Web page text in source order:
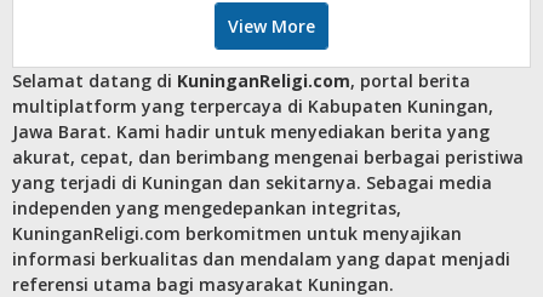
View More
Selamat datang di KuninganReligi.com, portal berita
multiplatform yang terpercaya di Kabupaten Kuningan,
Jawa Barat. Kami hadir untuk menyediakan berita yang
akurat, cepat, dan berimbang mengenai berbagai peristiwa
yang terjadi di Kuningan dan sekitarnya. Sebagai media
independen yang mengedepankan integritas,
KuninganReligi.com berkomitmen untuk menyajikan
informasi berkualitas dan mendalam yang dapat menjadi
referensi utama bagi masyarakat Kuningan.